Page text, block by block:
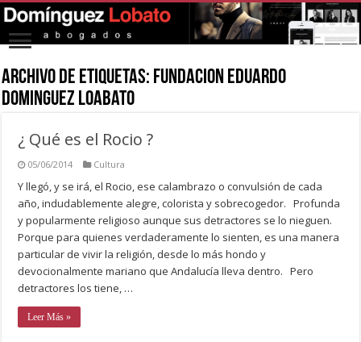
Archivo de Etiquetas: fundacion eduardo
dominguez loabato
¿ Qué es el Rocio ?
05/06/2014 Cultura
Y llegó, y se irá, el Rocio, ese calambrazo o convulsión de cada
año, indudablemente alegre, colorista y sobrecogedor. Profunda
y popularmente religioso aunque sus detractores se lo nieguen.
Porque para quienes verdaderamente lo sienten, es una manera
particular de vivir la religión, desde lo más hondo y
devocionalmente mariano que Andalucía lleva dentro. Pero
detractores los tiene, …
Leer Más »